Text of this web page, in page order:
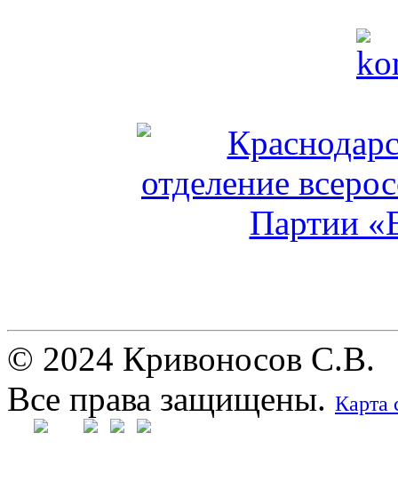
© 2024 Кривоносов С.В.
Все права защищены. Карта